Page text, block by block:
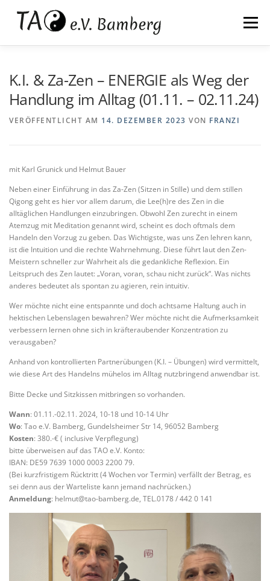
springen
Inhalt
springen
Menü
K.I. & Za-Zen – ENERGIE als Weg der
Handlung im Alltag (01.11. – 02.11.24)
VERÖFFENTLICHT AM 14. DEZEMBER 2023 VON FRANZI
mit Karl Grunick und Helmut Bauer
Neben einer Einführung in das Za-Zen (Sitzen in Stille) und dem stillen
Qigong geht es hier vor allem darum, die Lee(h)re des Zen in die
alltäglichen Handlungen einzubringen. Obwohl Zen zurecht in einem
Atemzug mit Meditation genannt wird, scheint es doch oftmals dem
Handeln den Vorzug zu geben. Das Wichtigste, was uns Zen lehren kann,
ist die Intuition und die rechte Wahrnehmung. Diese führt laut den Zen-
Meistern schneller zur Wahrheit als die gedankliche Reflexion. Ein
Leitspruch des Zen lautet: „Voran, voran, schau nicht zurück“. Was nichts
anderes bedeutet als spontan zu agieren, rein intuitiv.
Wer möchte nicht eine entspannte und doch achtsame Haltung auch in
hektischen Lebenslagen bewahren? Wer möchte nicht die Aufmerksamkeit
verbessern lernen ohne sich in kräfteraubender Konzentration zu
verausgaben?
Anhand von kontrollierten Partnerübungen (K.I. – Übungen) wird vermittelt,
wie diese Art des Handelns mühelos im Alltag nutzbringend anwendbar ist.
Bitte Decke und Sitzkissen mitbringen so vorhanden.
Wann: 01.11.-02.11. 2024, 10-18 und 10-14 Uhr
Wo: Tao e.V. Bamberg, Gundelsheimer Str 14, 96052 Bamberg
Kosten: 380.-€ ( inclusive Verpflegung)
bitte überweisen auf das TAO e.V. Konto:
IBAN: DE59 7639 1000 0003 2200 79.
(Bei kurzfristigem Rücktritt (4 Wochen vor Termin) verfällt der Betrag, es
sei denn aus der Warteliste kann jemand nachrücken.)
Anmeldung: helmut@tao-bamberg.de, TEL.0178 / 442 0 141